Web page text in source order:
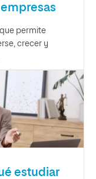
permite
crecer y
estudiar